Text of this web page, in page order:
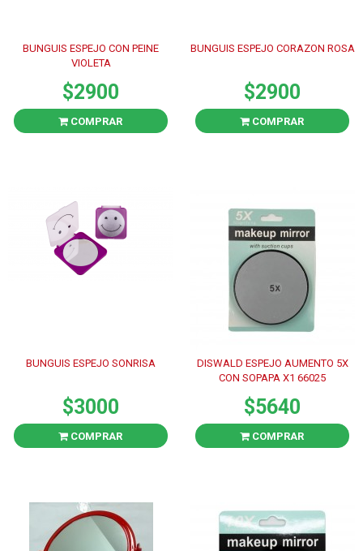
BUNGUIS ESPEJO CON PEINE
VIOLETA
$2900
COMPRAR
BUNGUIS ESPEJO CORAZON ROSA
$2900
COMPRAR
BUNGUIS ESPEJO SONRISA
$3000
COMPRAR
DISWALD ESPEJO AUMENTO 5X
CON SOPAPA X1 66025
$5640
COMPRAR